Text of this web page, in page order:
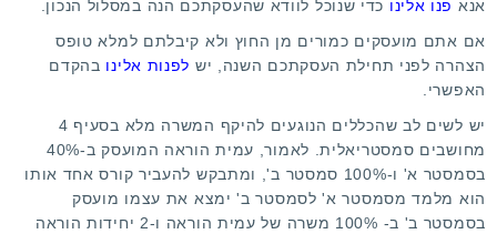
אנא פנו אלינו כדי שנוכל לוודא שהעסקתכם הנה במסלול הנכון.
אם אתם מועסקים כמורים מן החוץ ולא קיבלתם למלא טופס
הצהרה לפני תחילת העסקתכם השנה, יש לפנות אלינו בהקדם
האפשרי.
יש לשים לב שהכללים הנוגעים להיקף המשרה מלא בסעיף 4
מחושבים סמסטריאלית. לאמור, עמית הוראה המועסק ב-40%
בסמסטר א' ו-100% סמסטר ב', ומתבקש להעביר קורס אחד אותו
הוא מלמד מסמסטר א' לסמסטר ב' ימצא את עצמו מועסק
בסמסטר ב' ב- 100% משרה של עמית הוראה ו-2 יחידות הוראה